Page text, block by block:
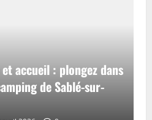
accueil : plongez dans
de Sablé-sur-